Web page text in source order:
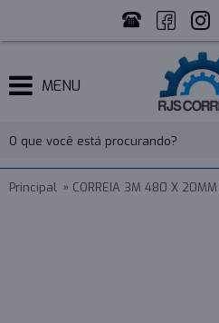
MENU
Principal CORREIA 3M 480 X 20MM